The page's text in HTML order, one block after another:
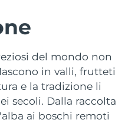
del mondo non
in valli, frutteti
e la tradizione li
secoli. Dalla raccolta
ai boschi remoti
pacchetto
Lifting viso
toning
Consegna stimata8/10/26
Consegna stimata8/16/26